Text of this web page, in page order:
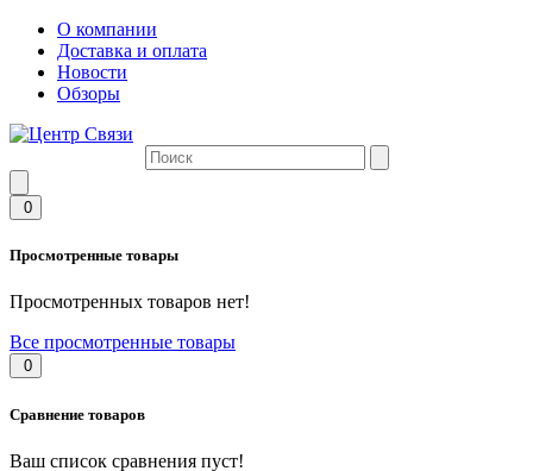
О компании
Доставка и оплата
Новости
Обзоры
0
Просмотренные товары
Просмотренных товаров нет!
Все просмотренные товары
0
Сравнение товаров
Ваш список сравнения пуст!